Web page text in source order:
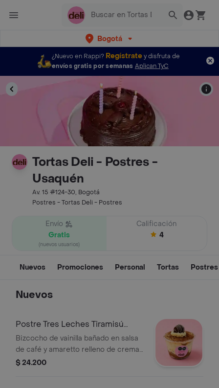
Bogotá
¿Nuevo en Rappi? Regístratey disfruta de
envíos gratis por semanas Aplican TyC
Tortas Deli - Postres -
Usaquén
Av. 15 #124-30, Bogotá
Postres - Tortas Deli - Postres
Envío
Gratis
(nuevos usuarios)
Calificación
4
Nuevos Promociones Personal Tortas Postres
Nuevos
Postre Tres Leches Tiramisú
Copa
Bizcocho de vainilla bañado en salsa
de café y amaretto relleno de crema
a base de queso. Tamaño de 1 a 2
$ 24.200